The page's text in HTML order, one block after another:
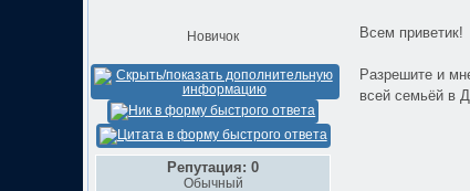
Новичок
Репутация: 0
Обычный
Всем приветик!
Разрешите и
всей семьёй в